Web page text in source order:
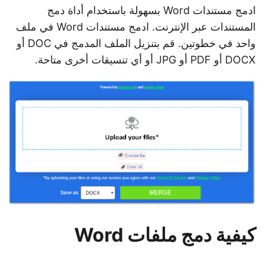
ادمج مستندات Word بسهولة باستخدام أداة دمج
المستندات عبر الإنترنت. ادمج مستندات Word في ملف
واحد في خطوتين. قم بتنزيل الملف المدمج في DOC أو
DOCX أو PDF أو JPG أو أي تنسيقات أخرى متاحة.
كيفية دمج ملفات Word